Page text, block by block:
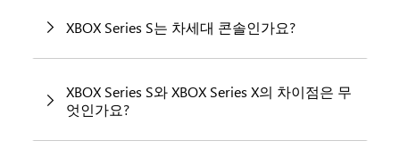
XBOX Series S는 차세대 콘솔인가요?
XBOX Series S와 XBOX Series X의 차이점은 무
엇인가요?